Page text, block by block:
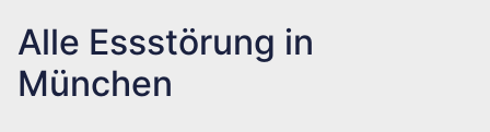
Alle Essstörung in
München